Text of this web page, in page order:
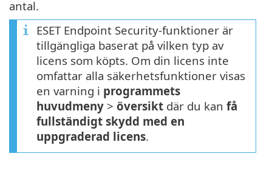
antal.
ESET Endpoint Security-funktioner är
tillgängliga baserat på vilken typ av
licens som köpts. Om din licens inte
omfattar alla säkerhetsfunktioner visas
en varning i programmets
huvudmeny > översikt där du kan få
fullständigt skydd med en
uppgraderad licens.